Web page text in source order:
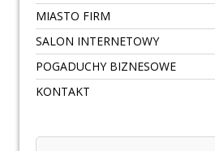
MIASTO FIRM
SALON INTERNETOWY
POGADUCHY BIZNESOWE
KONTAKT